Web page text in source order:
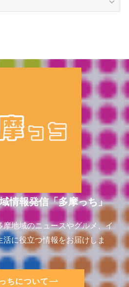
情報発信「多摩っち」
摩地域のニュースやグルメ、イ
に役立つ情報をお届けしま
ちについて